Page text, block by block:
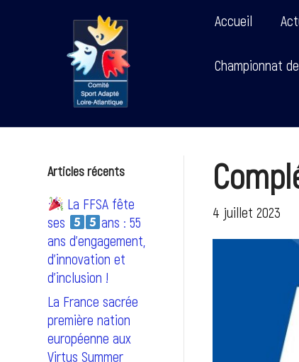
Accueil
Championnat
Articles récents
La FFSA fête
ses
ans : 55
ans d’engagement,
d’innovation et
d’inclusion !
La France sacrée
première nation
européenne aux
Virtus Summer
4 juillet 2023